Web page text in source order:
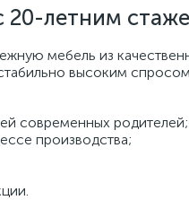
20-летним
мебель из
высоким
современных родителей;
производства;